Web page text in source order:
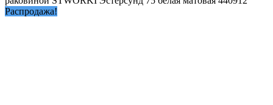
Распродажа!